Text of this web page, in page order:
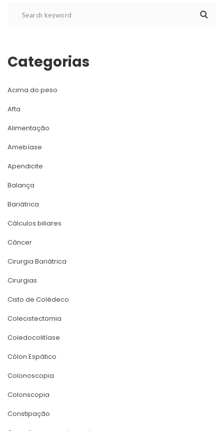
Categoria
Acima do peso
Afta
Alimentação
Amebíase
Apendicite
Balança
Bariátrica
Cálculos biliare
Câncer
Cirurgia Bariátrica
Cirurgia
Cisto de Colédeco
Colecistectomia
Coledocolitíase
Cólon Espático
Colonoscopia
Colonscopia
Constipação